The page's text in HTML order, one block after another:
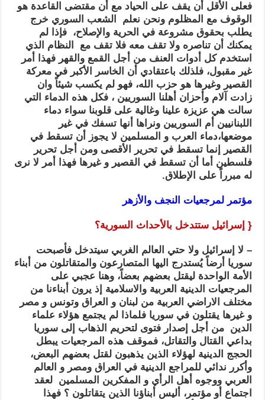
فعلى الأقل أن يقف على الحياد مع أن مقتضى القاعدة هو
الوقوف مع المظلوم ونحن نعلم الشعب السوري خرج
يطلب بحقوق مشروعة في الحرية والإصلاح، فإذا لم
يمكنك أن تناصره ولا تقف معه فلا تقف مع النظام الذي
استخدم كل أدوات العنف من أجل القمع والقهر فهذا أمر
غير مقبول، فلذلك باعتقادي أن الخاسر الأكبر في معركة
القصير وغيرها هو حزب الله، فهو لم يكسب شيئاً وان
زادت آلام وأحزان أهلنا السوريين ، فكل هذه الدماء التي
سالت هي عزيزة علينا وغالية على قلوبنا سواء دماء
اللبنانيين أم السوريين ونراها أنها تسفك في غير
موضعها،دماء العرب و المسلمين لا يجوز أن تسقط في
القصير إنما تسقط في تحرير الأقصى ومن أجل تحرير
فلسطين أما أن تسقط في القصير و غيرها فهذا أمر لا نرى
له مبرراً على الإطلاق.
مؤتمر لمرجعيات النجف والأزهر
{ إسرائيل ستتدخل بالأحداث السورية؟
– لا إسرائيل ولا حتي العالم الغربي سيتدخل فأصبحت
سوريا أرضاً يُستدرج اليها المتصارعون والمتقاتلون من أبناء
الأمة الواحدة ليقتل بعضهم بعضاً، وهنا عجبي على
المرجعيات الدينية العربية والاسلامية إذ يرون أبناءنا من
مختلف الاراضي العربية من لبنان و العراق وتونس و مصر
و غيرها يقتلون في سوريا فلماذا لم يجتمع هؤلاء علماء
الدين من أجل إصدار فتوى لتحريم الذهاب إلى سوريا
بداعي القتال والتقاتل، فموقف هذه المرجعيات يبطل
الحجج الدينية لهؤلاء الذين يذهبون لقتل بعضهم البعض،
وأكرر ندائي للمراجع الدينية في العراق ومصر و العالم
العربي ووجوه أهل الرأي و المفكرين المسلمين لعقد
اجتماع أو مؤتمر، أليس أبناؤنا الذين يتقاتلون ؟ فهذا